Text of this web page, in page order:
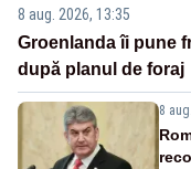
8 aug. 2026, 13:35
Groenlanda îi pune
după planul de foraj
8